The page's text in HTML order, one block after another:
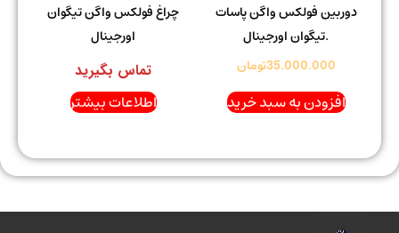
دوربین فولکس واگن پاسات
.تیگوان اورجینال
35.000.000تومان
افزودن به سبد خرید
چراغ فولکس واگن تیگوان
اورجینال
تماس بگیرید
اطلاعات بیشتر